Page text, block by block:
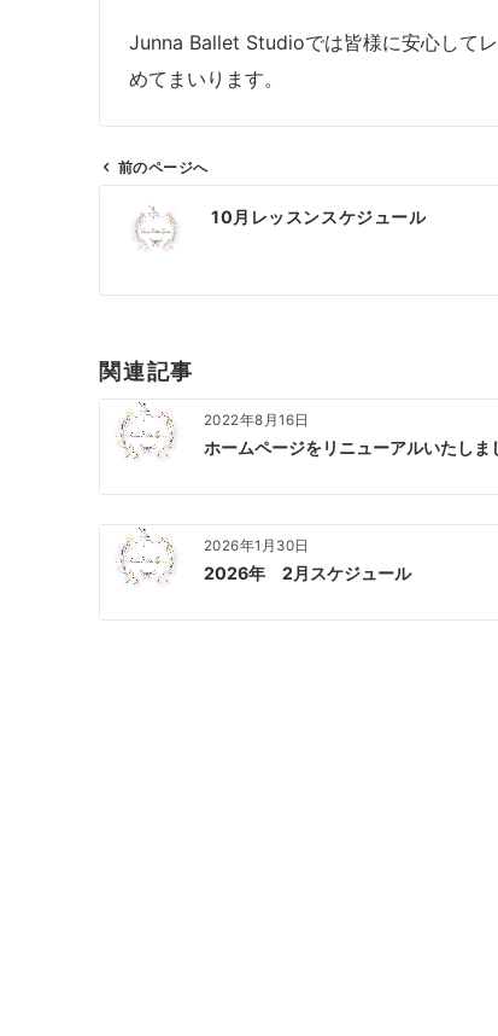
Junna Ballet Studioでは皆様に安心して
めてまいります。
シ
ン
前のページへ
10月レッスンスケジュール
関連記事
2022年8月16日
ホームページをリニューアルいたしま
2026年1月30日
2026年 2月スケジュール